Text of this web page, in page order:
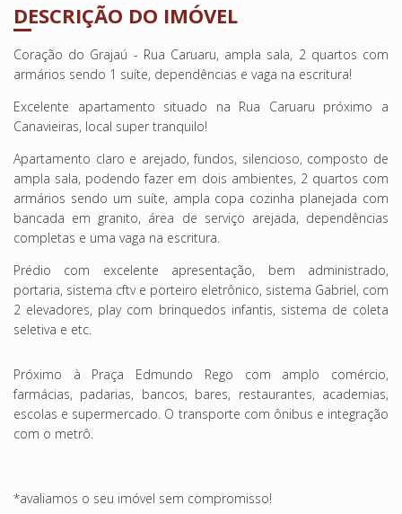
DESCRIÇÃO DO IMÓVEL
Coração do Grajaú - Rua Caruaru, ampla sala, 2 quartos com
armários sendo 1 suíte, dependências e vaga na escritura!
Excelente apartamento situado na Rua Caruaru próximo a
Canavieiras, local super tranquilo!
Apartamento claro e arejado, fundos, silencioso, composto de
ampla sala, podendo fazer em dois ambientes, 2 quartos com
armários sendo um suíte, ampla copa cozinha planejada com
bancada em granito, área de serviço arejada, dependências
completas e uma vaga na escritura.
Prédio com excelente apresentação, bem administrado,
portaria, sistema cftv e porteiro eletrônico, sistema Gabriel, com
2 elevadores, play com brinquedos infantis, sistema de coleta
seletiva e etc.
Próximo à Praça Edmundo Rego com amplo comércio,
farmácias, padarias, bancos, bares, restaurantes, academias,
escolas e supermercado. O transporte com ônibus e integração
com o metrô.
*avaliamos o seu imóvel sem compromisso!